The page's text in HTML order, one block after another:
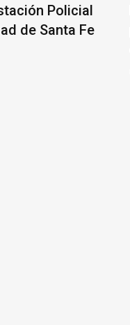
Policial
de Santa Fe